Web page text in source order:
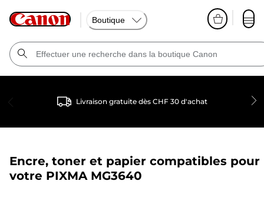
Boutique
Livraison gratuite dès CHF 30 d'achat
Encre, toner et papier compatibles pour
votre PIXMA MG3640